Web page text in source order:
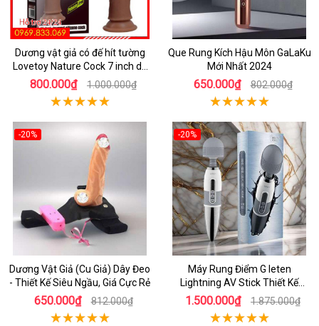
Dương vật giả có đế hít tường
Lovetoy Nature Cock 7 inch da
đen
800.000₫ 1.000.000₫
Que Rung Kích Hậu Môn GaLaKu
Mới Nhất 2024
650.000₫ 802.000₫
-20%
Dương Vật Giả (Cu Giả) Dây Đeo
- Thiết Kế Siêu Ngầu, Giá Cực Rẻ
650.000₫ 812.000₫
-20%
Máy Rung Điểm G leten
Lightning AV Stick Thiết Kế
Thông Minh
1.500.000₫ 1.875.000₫